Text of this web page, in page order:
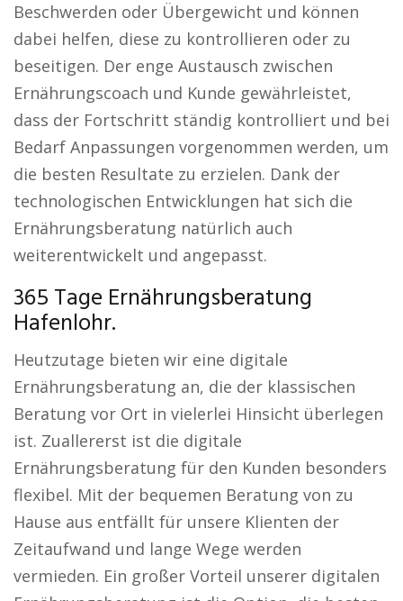
Beschwerden oder Übergewicht und können
dabei helfen, diese zu kontrollieren oder zu
beseitigen. Der enge Austausch zwischen
Ernährungscoach und Kunde gewährleistet,
dass der Fortschritt ständig kontrolliert und bei
Bedarf Anpassungen vorgenommen werden, um
die besten Resultate zu erzielen. Dank der
technologischen Entwicklungen hat sich die
Ernährungsberatung natürlich auch
weiterentwickelt und angepasst.
365 Tage Ernährungsberatung
Hafenlohr.
Heutzutage bieten wir eine digitale
Ernährungsberatung an, die der klassischen
Beratung vor Ort in vielerlei Hinsicht überlegen
ist. Zuallererst ist die digitale
Ernährungsberatung für den Kunden besonders
flexibel. Mit der bequemen Beratung von zu
Hause aus entfällt für unsere Klienten der
Zeitaufwand und lange Wege werden
vermieden. Ein großer Vorteil unserer digitalen